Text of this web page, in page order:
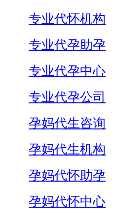
专业代怀机构
专业代孕助孕
专业代孕中心
专业代孕公司
孕妈代生咨询
孕妈代生机构
孕妈代怀助孕
孕妈代怀中心